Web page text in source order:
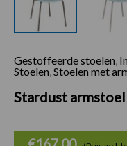
Gestoffeerde stoelen
Stoelen Stoelen met
Stardust